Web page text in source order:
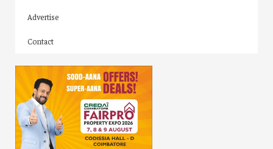
Advertise
Contact